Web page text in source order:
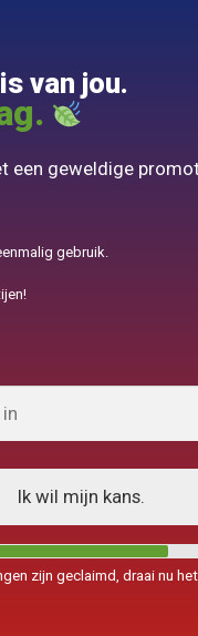
voor 50€ aankopen met
van jou.
een geweldige
gebruik.
Ik wil mijn kans.
zijn geclaimd, draai nu